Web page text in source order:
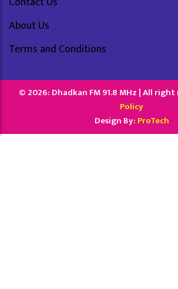
About Us
Terms and Conditions
© 2026: Dhadkan FM 91.8 MHz | All right
Policy
Design By: ProTech